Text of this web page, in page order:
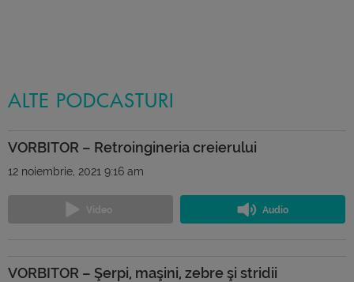
ALTE PODCASTURI
VORBITOR – Retroingineria creierului
12 noiembrie, 2021 9:16 am
VORBITOR – Şerpi, maşini, zebre şi stridii